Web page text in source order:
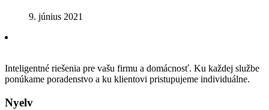
9. június 2021
Inteligentné riešenia pre vašu firmu a domácnosť. Ku každej službe
ponúkame poradenstvo a ku klientovi pristupujeme individuálne.
Nyelv